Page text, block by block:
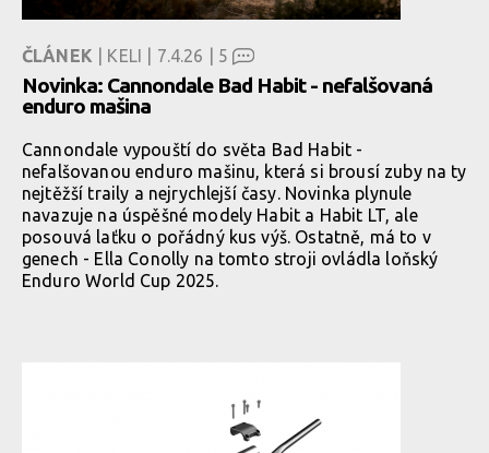
ČLÁNEK | KELI | 7.4.26 | 5
Novinka: Cannondale Bad Habit - nefalšovaná
enduro mašina
Cannondale vypouští do světa Bad Habit -
nefalšovanou enduro mašinu, která si brousí zuby na ty
nejtěžší traily a nejrychlejší časy. Novinka plynule
navazuje na úspěšné modely Habit a Habit LT, ale
posouvá laťku o pořádný kus výš. Ostatně, má to v
genech - Ella Conolly na tomto stroji ovládla loňský
Enduro World Cup 2025.